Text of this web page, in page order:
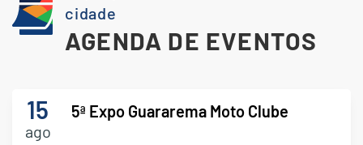
cidade
AGENDA DE EVENTOS
15
ago
5ª Expo Guararema Moto Clube